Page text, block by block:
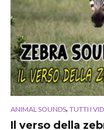
ANIMAL SOUNDS, TUTTI I
Il verso della